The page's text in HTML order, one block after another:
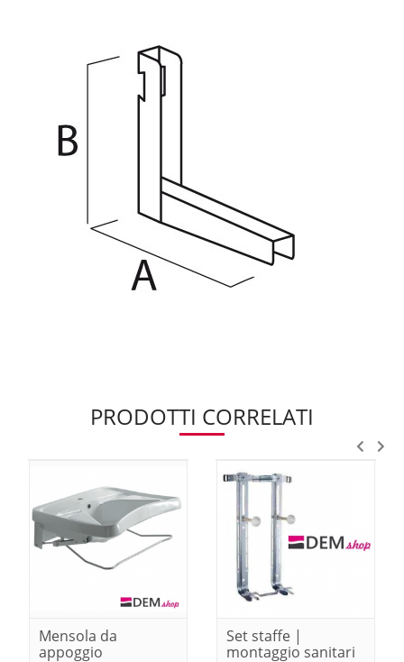
PRODOTTI CORRELATI
Mensola da
appoggio
Set staffe |
montaggio sanitari